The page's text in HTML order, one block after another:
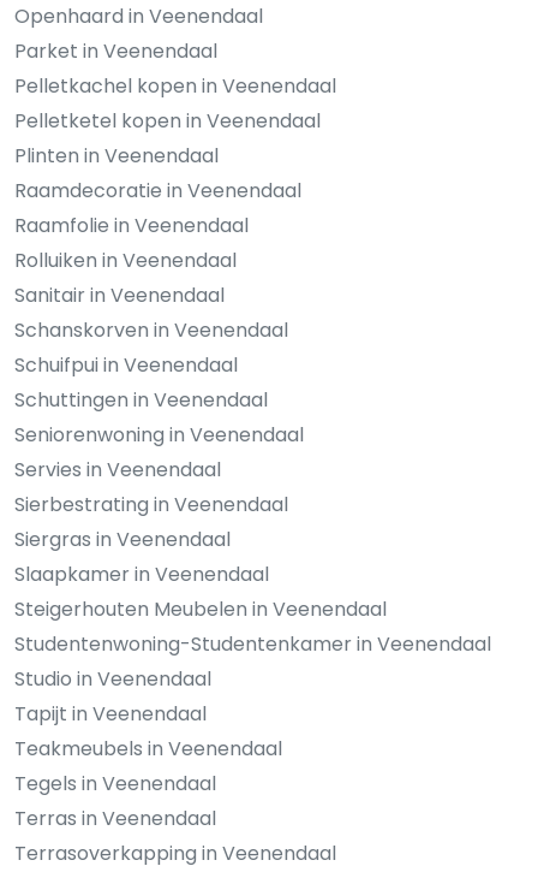
Openhaard in Veenendaal
Parket in Veenendaal
Pelletkachel kopen in Veenendaal
Pelletketel kopen in Veenendaal
Plinten in Veenendaal
Raamdecoratie in Veenendaal
Raamfolie in Veenendaal
Rolluiken in Veenendaal
Sanitair in Veenendaal
Schanskorven in Veenendaal
Schuifpui in Veenendaal
Schuttingen in Veenendaal
Seniorenwoning in Veenendaal
Servies in Veenendaal
Sierbestrating in Veenendaal
Siergras in Veenendaal
Slaapkamer in Veenendaal
Steigerhouten Meubelen in Veenendaal
Studentenwoning-Studentenkamer in Veenendaal
Studio in Veenendaal
Tapijt in Veenendaal
Teakmeubels in Veenendaal
Tegels in Veenendaal
Terras in Veenendaal
Terrasoverkapping in Veenendaal